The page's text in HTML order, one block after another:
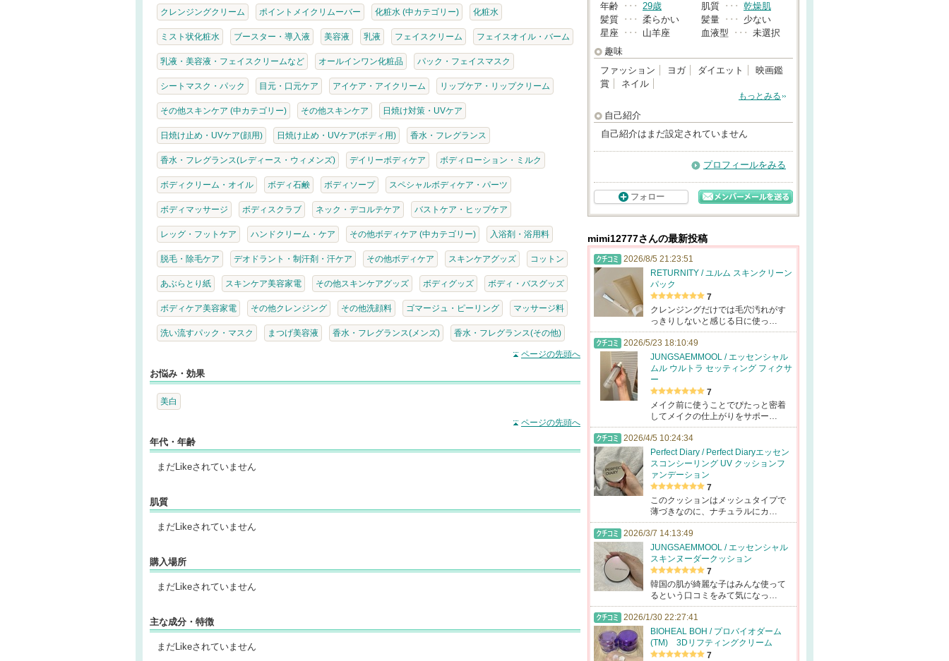
クレンジングクリーム ポイントメイクリムーバー 化粧水 (中カテゴリー) 化粧水
ミスト状化粧水 ブースター・導入液 美容液 乳液 フェイスクリーム フェイスオイル・バーム
乳液・美容液・フェイスクリームなど オールインワン化粧品 パック・フェイスマスク
シートマスク・パック 目元・口元ケア アイケア・アイクリーム リップケア・リップクリーム
その他スキンケア (中カテゴリー) その他スキンケア 日焼け対策・UVケア
日焼け止め・UVケア(顔用) 日焼け止め・UVケア(ボディ用) 香水・フレグランス
香水・フレグランス(レディース・ウィメンズ) デイリーボディケア ボディローション・ミルク
ボディクリーム・オイル ボディ石鹸 ボディソープ スペシャルボディケア・パーツ
ボディマッサージ ボディスクラブ ネック・デコルテケア バストケア・ヒップケア
レッグ・フットケア ハンドクリーム・ケア その他ボディケア (中カテゴリー) 入浴剤・浴用料
脱毛・除毛ケア デオドラント・制汗剤・汗ケア その他ボディケア スキンケアグッズ コットン
あぶらとり紙 スキンケア美容家電 その他スキンケアグッズ ボディグッズ ボディ・バスグッズ
ボディケア美容家電 その他クレンジング その他洗顔料 ゴマージュ・ピーリング マッサージ料
洗い流すパック・マスク まつげ美容液 香水・フレグランス(メンズ) 香水・フレグランス(その他)
ページの先頭へ
お悩み・効果
美白
ページの先頭へ
年代・年齢
まだLikeされていません
肌質
まだLikeされていません
購入場所
まだLikeされていません
主な成分・特徴
まだLikeされていません
年齢 ･･･ 29歳 肌質 ･･･ 乾燥肌
髪質 ･･･ 柔らかい 髪量 ･･･
少ない
星座 ･･･ 山羊座 血液型 ･･･ 未選択
趣味
ファッション
ヨガ ダイエット
映画鑑
賞
ネイル
もっとみる
自己紹介
自己紹介はまだ設定されていません
プロフィールをみる
フォロー
mimi12777さんの最新投稿
2026/8/5 21:23:51
RETURNITY / ユルム スキンクリーン
パック
7
クレンジングだけでは毛穴汚れがす
っきりしないと感じる日に使っ…
2026/5/23 18:10:49
JUNGSAEMMOOL / エッセンシャル
ムル ウルトラ セッティング フィクサ
ー
7
メイク前に使うことでぴたっと密着
してメイクの仕上がりをサポー…
2026/4/5 10:24:34
Perfect Diary / Perfect Diaryエッセン
スコンシーリング UV クッションフ
ァンデーション
7
このクッションはメッシュタイプで
薄づきなのに、ナチュラルにカ…
2026/3/7 14:13:49
JUNGSAEMMOOL / エッセンシャル
スキンヌーダークッション
7
韓国の肌が綺麗な子はみんな使って
るという口コミをみて気になっ…
2026/1/30 22:27:41
BIOHEAL BOH / プロバイオダーム
(TM) 3Dリフティングクリーム
7